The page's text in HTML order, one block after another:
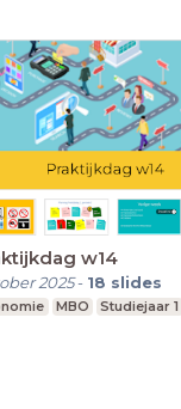
w14
2025- 18 slides
MBO Studiejaar 1